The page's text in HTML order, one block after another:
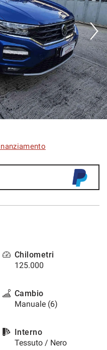
Chilometri
125.000
Cambio
Manuale (6)
Interno
Tessuto / Nero